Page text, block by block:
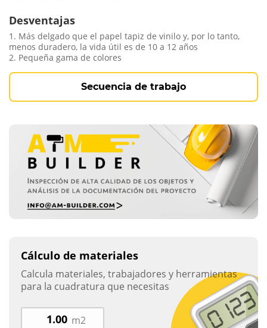
Desventajas
1. Más delgado que el papel tapiz de vinilo y, por lo tanto,
menos duradero, la vida útil es de 10 a 12 años
2. Pequeña gama de colores
Secuencia de trabajo
Cálculo de materiales
Calcula materiales, trabajadores y herramientas
para la cuadratura que necesitas
m2